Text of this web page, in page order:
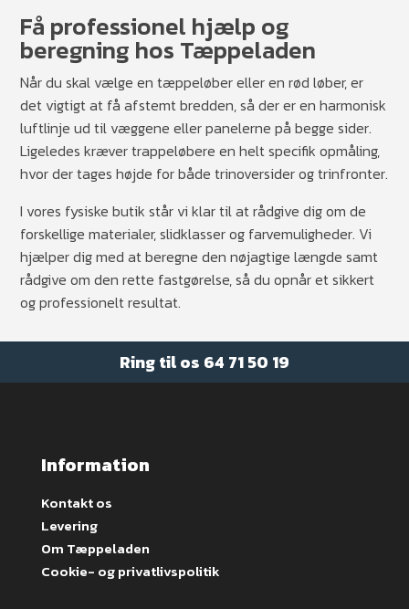
Få professionel hjælp og
beregning hos Tæppeladen
Når du skal vælge en tæppeløber eller en rød løber, er
det vigtigt at få afstemt bredden, så der er en harmonisk
luftlinje ud til væggene eller panelerne på begge sider.
Ligeledes kræver trappeløbere en helt specifik opmåling,
hvor der tages højde for både trinoversider og trinfronter.
I vores fysiske butik står vi klar til at rådgive dig om de
forskellige materialer, slidklasser og farvemuligheder. Vi
hjælper dig med at beregne den nøjagtige længde samt
rådgive om den rette fastgørelse, så du opnår et sikkert
og professionelt resultat.
Ring til os 64 71 50 19
Information
Kontakt os
Levering
Om Tæppeladen
Cookie- og privatlivspolitik